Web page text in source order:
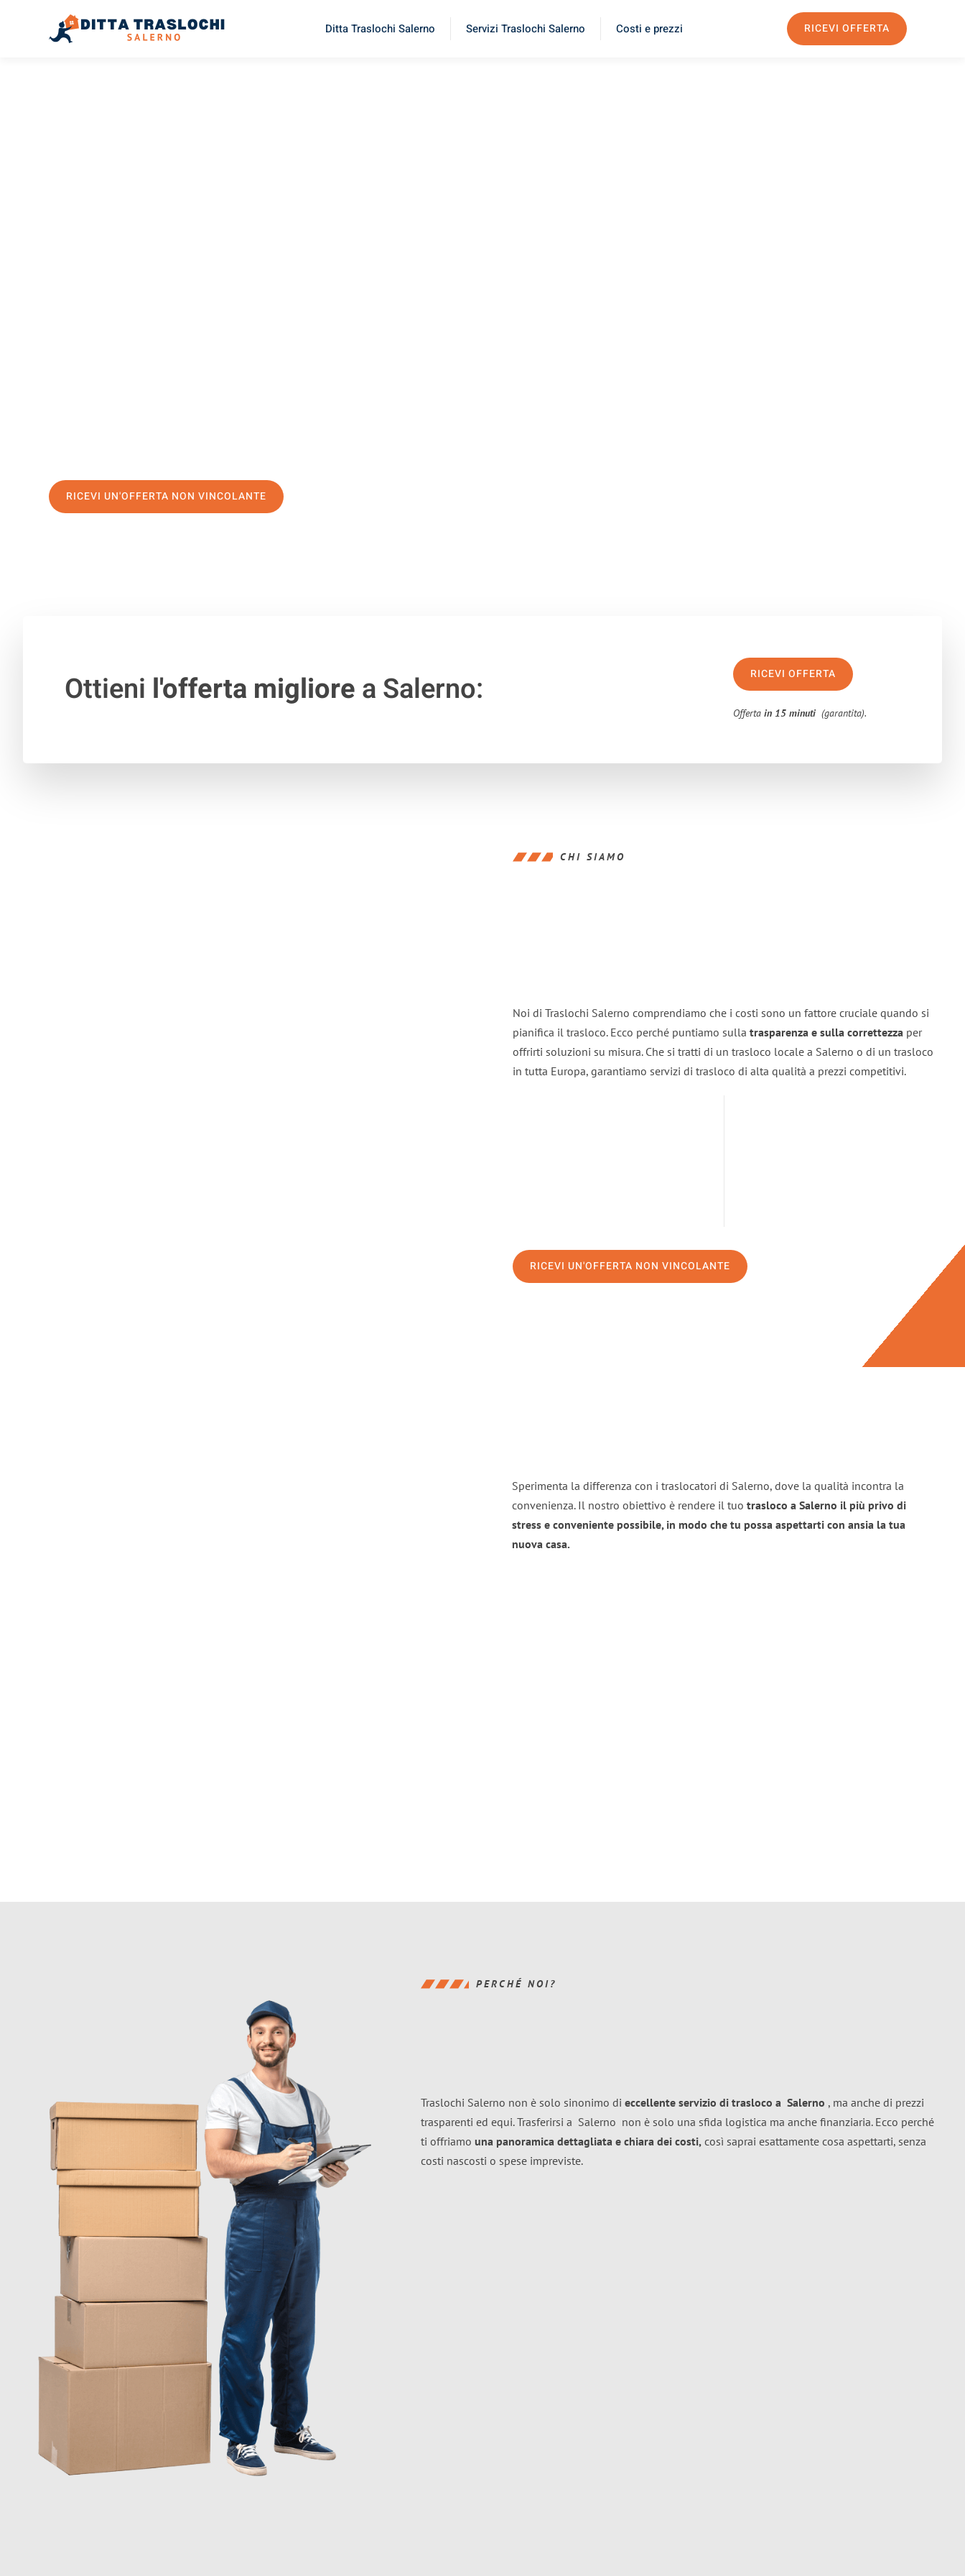
Ditta Traslochi Salerno Servizi Traslochi Salerno Costi e prezzi RICEVI OFFERTA
RICEVI UN'OFFERTA NON VINCOLANTE
Ottieni l'offerta migliorea Salerno: RICEVI OFFERTA
Offertain 15 minuti (garantita).
CHI SIAMO
Noi di Traslochi Salerno comprendiamo che i costi sono un fattore cruciale quando si
pianifica il trasloco. Ecco perché puntiamo sulla trasparenza e sulla correttezza per
offrirti soluzioni su misura. Che si tratti di un trasloco locale a Salerno o di un trasloco
in tutta Europa, garantiamo servizi di trasloco di alta qualità a prezzi competitivi.
RICEVI UN'OFFERTA NON VINCOLANTE
Sperimenta la differenza con i traslocatori di Salerno, dove la qualità incontra la
convenienza. Il nostro obiettivo è rendere il tuo trasloco a Salerno il più privo di
stress e conveniente possibile, in modo che tu possa aspettarti con ansia la tua
nuova casa.
PERCHÉ NOI?
Traslochi Salerno non è solo sinonimo di eccellente servizio di trasloco a Salerno , ma anche di prezzi
trasparenti ed equi. Trasferirsi a Salerno non è solo una sfida logistica ma anche finanziaria. Ecco perché
ti offriamo una panoramica dettagliata e chiara dei costi, così saprai esattamente cosa aspettarti, senza
costi nascosti o spese impreviste.